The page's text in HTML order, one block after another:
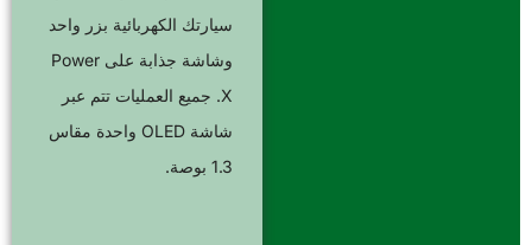
سيارتك الكهربائية بزر واحد
وشاشة جذابة على Power
X. جميع العمليات تتم عبر
شاشة OLED واحدة مقاس
1.3 بوصة.